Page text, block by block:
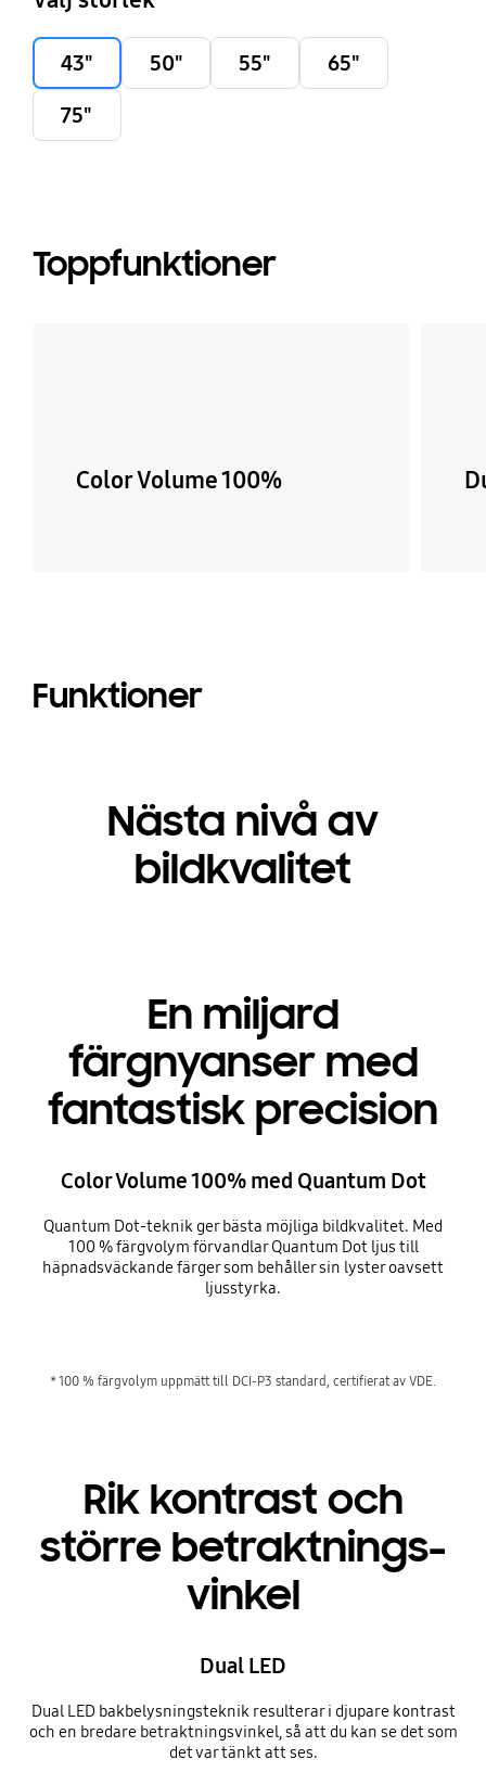
43" 50" 55"
65"
75"
Toppfunktioner
Color Volume 100%
Funktioner
Nästa nivå av
bildkvalitet
En miljard
färgnyanser med
fantastisk precision
Color Volume 100% med Quantum Dot
Quantum Dot-teknik ger bästa möjliga bildkvalitet. Med
100 % färgvolym förvandlar Quantum Dot ljus till
häpnadsväckande färger som behåller sin lyster oavsett
ljusstyrka.
* 100 % färgvolym uppmätt till DCI-P3 standard, certifierat av VDE.
Rik kontrast och
större betraktnings-
vinkel
Dual LED
Dual LED bakbelysningsteknik resulterar i djupare kontrast
och en bredare betraktningsvinkel, så att du kan se det som
det var tänkt att ses.